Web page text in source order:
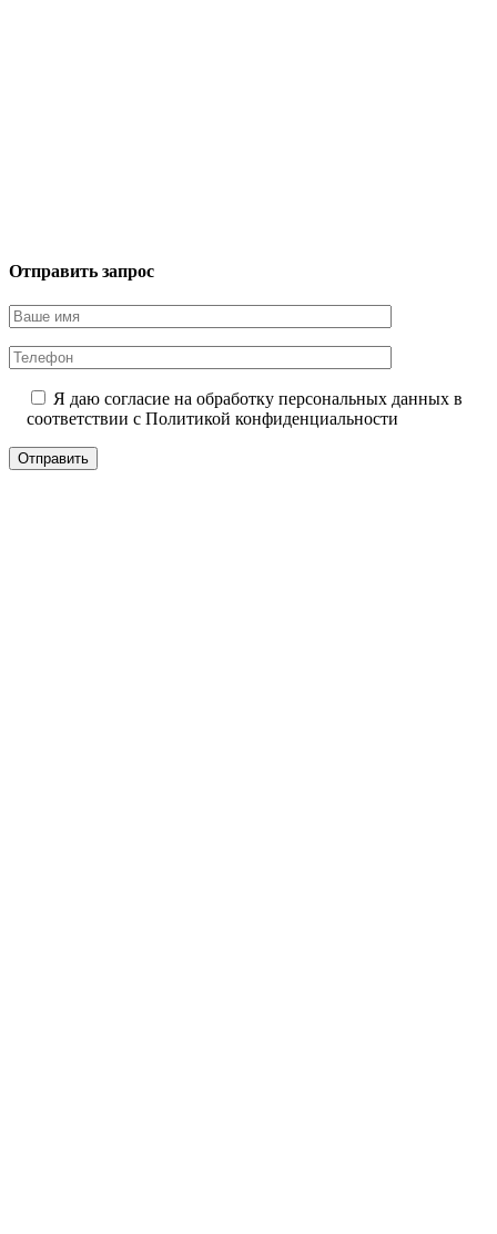
Отправить запрос
Я даю согласие на обработку персональных данных в
соответствии с Политикой конфиденциальности